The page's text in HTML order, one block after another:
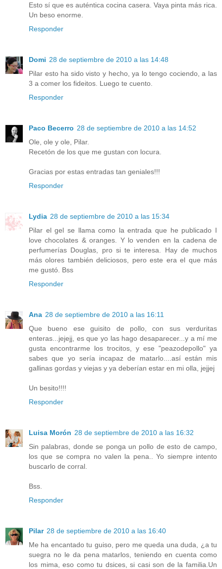
Esto sí que es auténtica cocina casera. Vaya pinta más rica.
Un beso enorme.
Responder
Domi 28 de septiembre de 2010 a las 14:48
Pilar esto ha sido visto y hecho, ya lo tengo cociendo, a las
3 a comer los fideitos. Luego te cuento.
Responder
Paco Becerro 28 de septiembre de 2010 a las 14:52
Ole, ole y ole, Pilar.
Recetón de los que me gustan con locura.
Gracias por estas entradas tan geniales!!!
Responder
Lydia 28 de septiembre de 2010 a las 15:34
Pilar el gel se llama como la entrada que he publicado I
love chocolates & oranges. Y lo venden en la cadena de
perfumerías Douglas, pro si te interesa. Hay de muchos
más olores también deliciosos, pero este era el que más
me gustó. Bss
Responder
Ana 28 de septiembre de 2010 a las 16:11
Que bueno ese guisito de pollo, con sus verduritas
enteras...jejejj, es que yo las hago desaparecer...y a mí me
gusta encontrarme los trocitos, y ese "peazodepollo" ya
sabes que yo sería incapaz de matarlo....así están mis
gallinas gordas y viejas y ya deberían estar en mi olla, jejjej
Un besito!!!!
Responder
Luisa Morón 28 de septiembre de 2010 a las 16:32
Sin palabras, donde se ponga un pollo de esto de campo,
los que se compra no valen la pena.. Yo siempre intento
buscarlo de corral.
Bss.
Responder
Pilar 28 de septiembre de 2010 a las 16:40
Me ha encantado tu guiso, pero me queda una duda, ¿a tu
suegra no le da pena matarlos, teniendo en cuenta como
los mima, eso como tu dsices, si casi son de la familia.Un